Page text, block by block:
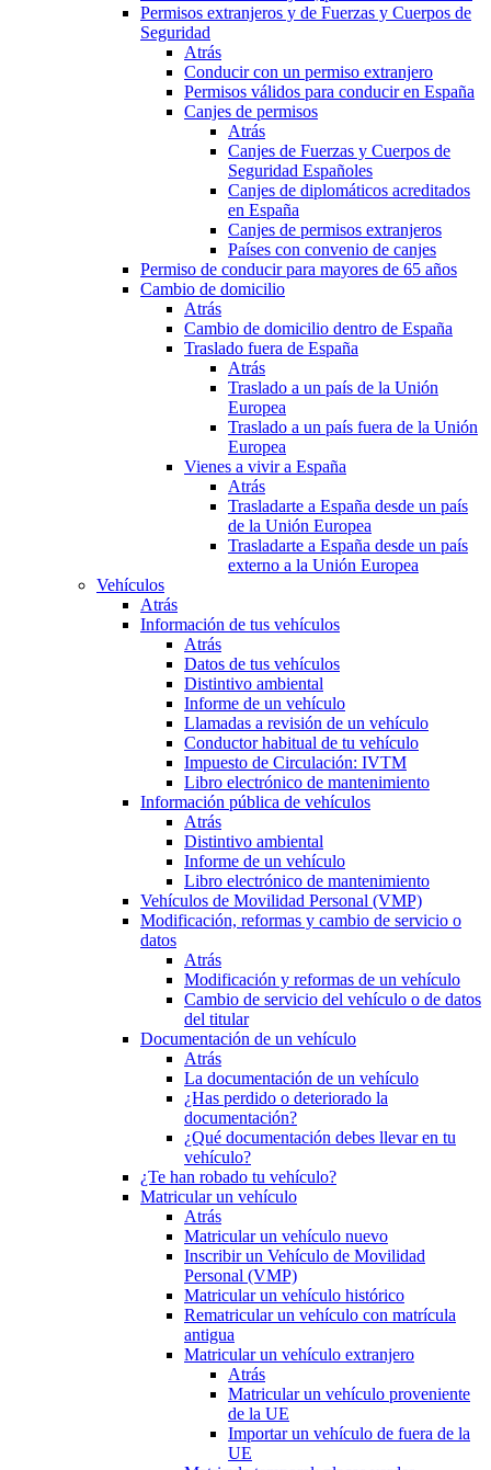
Permisos extranjeros y de Fuerzas y Cuerpos de
Seguridad
Atrás
Conducir con un permiso extranjero
Permisos válidos para conducir en España
Canjes de permisos
Atrás
Canjes de Fuerzas y Cuerpos de
Seguridad Españoles
Canjes de diplomáticos acreditados
en España
Canjes de permisos extranjeros
Países con convenio de canjes
Permiso de conducir para mayores de 65 años
Cambio de domicilio
Atrás
Cambio de domicilio dentro de España
Traslado fuera de España
Atrás
Traslado a un país de la Unión
Europea
Traslado a un país fuera de la Unión
Europea
Vienes a vivir a España
Atrás
Trasladarte a España desde un país
de la Unión Europea
Trasladarte a España desde un país
externo a la Unión Europea
Vehículos
Atrás
Información de tus vehículos
Atrás
Datos de tus vehículos
Distintivo ambiental
Informe de un vehículo
Llamadas a revisión de un vehículo
Conductor habitual de tu vehículo
Impuesto de Circulación: IVTM
Libro electrónico de mantenimiento
Información pública de vehículos
Atrás
Distintivo ambiental
Informe de un vehículo
Libro electrónico de mantenimiento
Vehículos de Movilidad Personal (VMP)
Modificación, reformas y cambio de servicio o
datos
Atrás
Modificación y reformas de un vehículo
Cambio de servicio del vehículo o de datos
del titular
Documentación de un vehículo
Atrás
La documentación de un vehículo
¿Has perdido o deteriorado la
documentación?
¿Qué documentación debes llevar en tu
vehículo?
¿Te han robado tu vehículo?
Matricular un vehículo
Atrás
Matricular un vehículo nuevo
Inscribir un Vehículo de Movilidad
Personal (VMP)
Matricular un vehículo histórico
Rematricular un vehículo con matrícula
antigua
Matricular un vehículo extranjero
Atrás
Matricular un vehículo proveniente
de la UE
Importar un vehículo de fuera de la
UE